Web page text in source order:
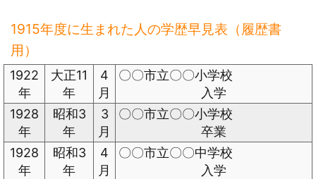
1915年度に生まれた人の学歴早見表（履歴書
用）
1922
年
大正11
年
4
月
〇〇市立〇〇小学校
入学
1928
年
昭和3
年
3
月
〇〇市立〇〇小学校
卒業
1928
年
昭和3
年
4
月
〇〇市立〇〇中学校
入学